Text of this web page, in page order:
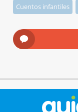
Cuentos infantiles